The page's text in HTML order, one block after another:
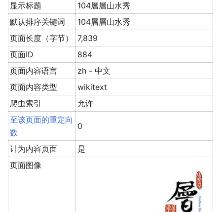
显示标题
104層層山水秀
默认排序关键词
104層層山水秀
页面长度（字节）
7,839
页面ID
884
页面内容语言
zh - 中文
页面内容类型
wikitext
爬虫索引
允许
至该页面的重定向
数
0
计为内容页面
是
页面图像